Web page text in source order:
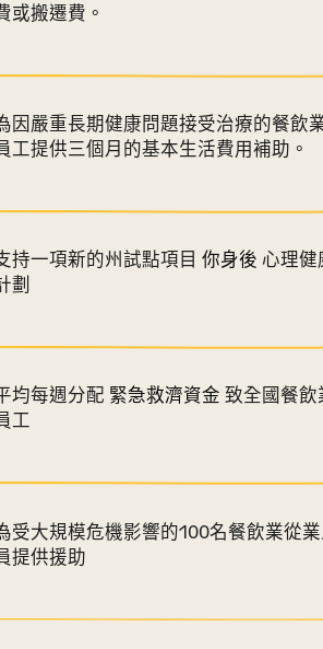
或搬遷費。
因嚴重長期健康問題接受治療的餐飲
工提供三個月的基本生活費用補助。
持一項新的州試點項目 你身後 心理健
劃
均每週分配 緊急救濟資金 致全國餐飲
工
受大規模危機影響的100名餐飲業從業
提供援助